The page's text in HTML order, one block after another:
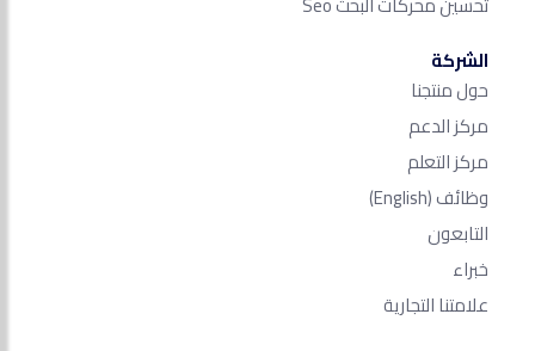
الشركة
حول منتجنا
مركز الدعم
مركز التعلم
وظائف(English)
التابعون
خبراء
علامتنا التجارية